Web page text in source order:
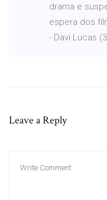
drama e
espera dos
- Davi Lucas
Leave a Reply